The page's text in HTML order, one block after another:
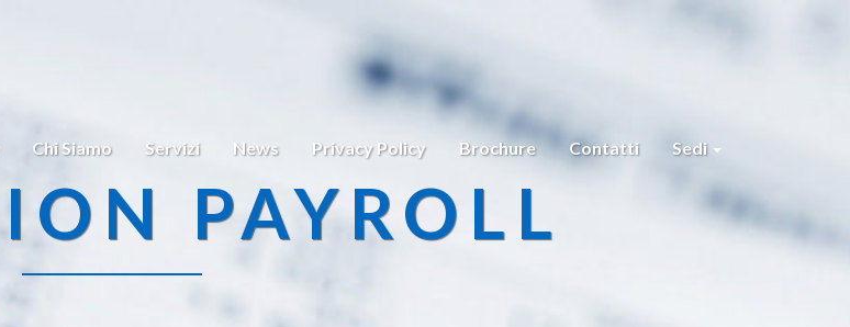
Chi Siamo Servizi News Privacy Policy Brochure Contatti Sedi
PAYROLL